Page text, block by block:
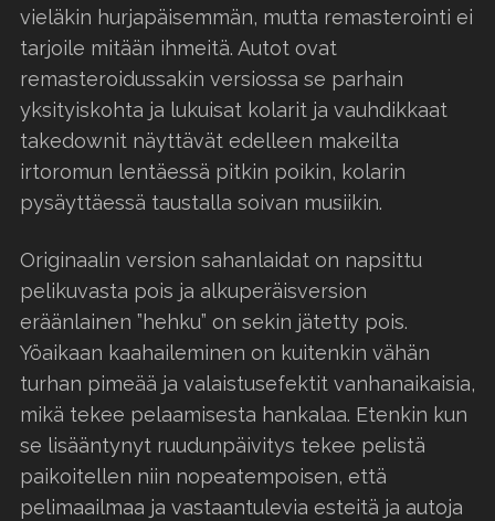
vieläkin hurjapäisemmän, mutta remasterointi ei
tarjoile mitään ihmeitä. Autot ovat
remasteroidussakin versiossa se parhain
yksityiskohta ja lukuisat kolarit ja vauhdikkaat
takedownit näyttävät edelleen makeilta
irtoromun lentäessä pitkin poikin, kolarin
pysäyttäessä taustalla soivan musiikin.
Originaalin version sahanlaidat on napsittu
pelikuvasta pois ja alkuperäisversion
eräänlainen ”hehku” on sekin jätetty pois.
Yöaikaan kaahaileminen on kuitenkin vähän
turhan pimeää ja valaistusefektit vanhanaikaisia,
mikä tekee pelaamisesta hankalaa. Etenkin kun
se lisääntynyt ruudunpäivitys tekee pelistä
paikoitellen niin nopeatempoisen, että
pelimaailmaa ja vastaantulevia esteitä ja autoja